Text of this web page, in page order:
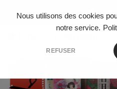
Nous utilisons des cookies
notre service.
REFUSER
Skip to content